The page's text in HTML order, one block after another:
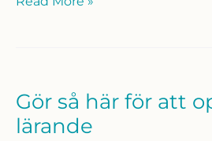
(Nationell
Licens)
Gör så här för att
lärande